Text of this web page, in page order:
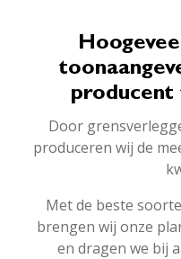
producent
Door
produceren wij de
Met de beste
brengen wij onze
en dragen we bij